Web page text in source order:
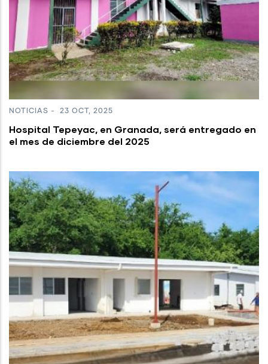
NOTICIAS - 23 OCT, 2025
Hospital Tepeyac, en Granada, será entregado en
el mes de diciembre del 2025